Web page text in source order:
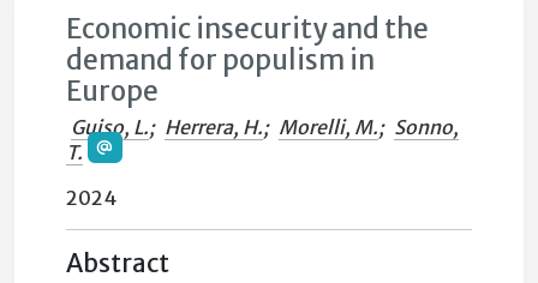
Economic insecurity and the
demand for populism in
Europe
Guiso, L.; Herrera, H.; Morelli, M.; Sonno,
T.
2024
Abstract